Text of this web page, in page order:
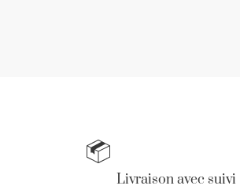
Livraison avec suivi